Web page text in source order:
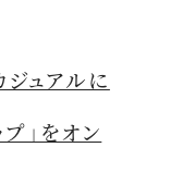
ュアルに
」をオン